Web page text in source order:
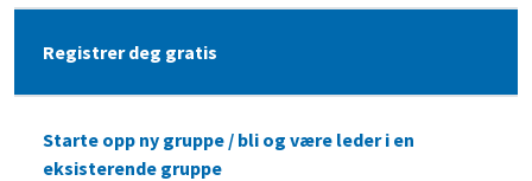
Registrer deg gratis
Starte opp ny gruppe / bli og være leder i en
eksisterende gruppe